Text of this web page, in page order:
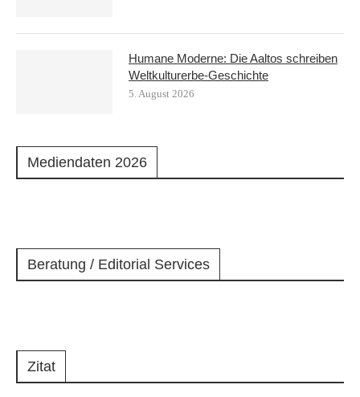
Humane Moderne: Die Aaltos schreiben
Weltkulturerbe-Geschichte
5. August 2026
Mediendaten 2026
Beratung / Editorial Services
Zitat